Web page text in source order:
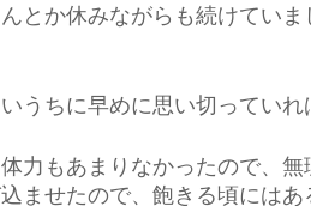
とか休みながらも続けてい
うちに早めに思い切っていれ
力もあまりなかったので、
ませたので、飽きる頃には